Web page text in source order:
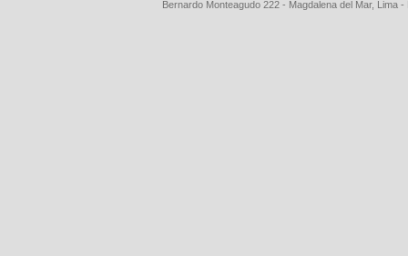
Bernardo Monteagudo 222 - Magdalena del Mar, Lima